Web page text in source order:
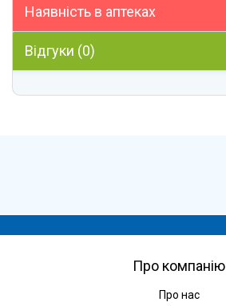
Наявність в аптеках
Відгуки (0)
Про компанію
Про нас